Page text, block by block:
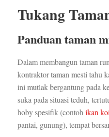
Tukang
Panduan taman
Dalam membangun taman
kontraktor taman mesti tahu
ini mutlak bergantung pada
suka pada situasi teduh,
hoby spesifik (contoh ikan koi
pantai, gunung), tempat